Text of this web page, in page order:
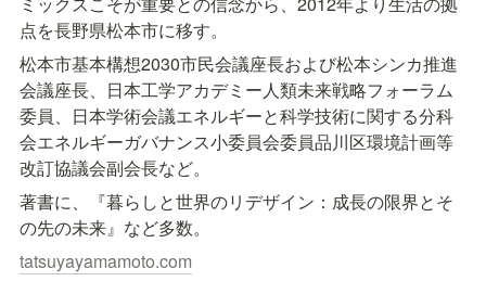
点を長野県松本市に移す。
松本市基本構想2030市民会議座長および松本シンカ推進
会議座長、日本工学アカデミー人類未来戦略フォーラム
委員、日本学術会議エネルギーと科学技術に関する分科
会エネルギーガバナンス小委員会委員品川区環境計画等
改訂協議会副会長など。
著書に、『暮らしと世界のリデザイン：成長の限界とそ
の先の未来』など多数。
tatsuyayamamoto.com